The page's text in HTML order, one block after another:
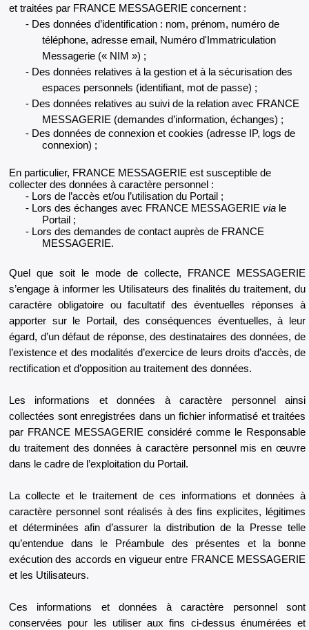
et traitées par FRANCE MESSAGERIE concernent :
Des données d’identification : nom, prénom, numéro de
téléphone, adresse email, Numéro d'Immatriculation
Messagerie (« NIM ») ;
Des données relatives à la gestion et à la sécurisation des
espaces personnels (identifiant, mot de passe) ;
Des données relatives au suivi de la relation avec FRANCE
MESSAGERIE (demandes d’information, échanges) ;
Des données de connexion et cookies (adresse IP, logs de
connexion) ;
En particulier, FRANCE MESSAGERIE est susceptible de
collecter des données à caractère personnel :
Lors de l’accès et/ou l’utilisation du Portail ;
Lors des échanges avec FRANCE MESSAGERIE via le
Portail ;
Lors des demandes de contact auprès de FRANCE
MESSAGERIE.
Quel que soit le mode de collecte, FRANCE MESSAGERIE
s’engage à informer les Utilisateurs des finalités du traitement, du
caractère obligatoire ou facultatif des éventuelles réponses à
apporter sur le Portail, des conséquences éventuelles, à leur
égard, d’un défaut de réponse, des destinataires des données, de
l’existence et des modalités d’exercice de leurs droits d’accès, de
rectification et d’opposition au traitement des données.
Les informations et données à caractère personnel ainsi
collectées sont enregistrées dans un fichier informatisé et traitées
par FRANCE MESSAGERIE considéré comme le Responsable
du traitement des données à caractère personnel mis en œuvre
dans le cadre de l’exploitation du Portail.
La collecte et le traitement de ces informations et données à
caractère personnel sont réalisés à des fins explicites, légitimes
et déterminées afin d’assurer la distribution de la Presse telle
qu’entendue dans le Préambule des présentes et la bonne
exécution des accords en vigueur entre FRANCE MESSAGERIE
et les Utilisateurs.
Ces informations et données à caractère personnel sont
conservées pour les utiliser aux fins ci-dessus énumérées et